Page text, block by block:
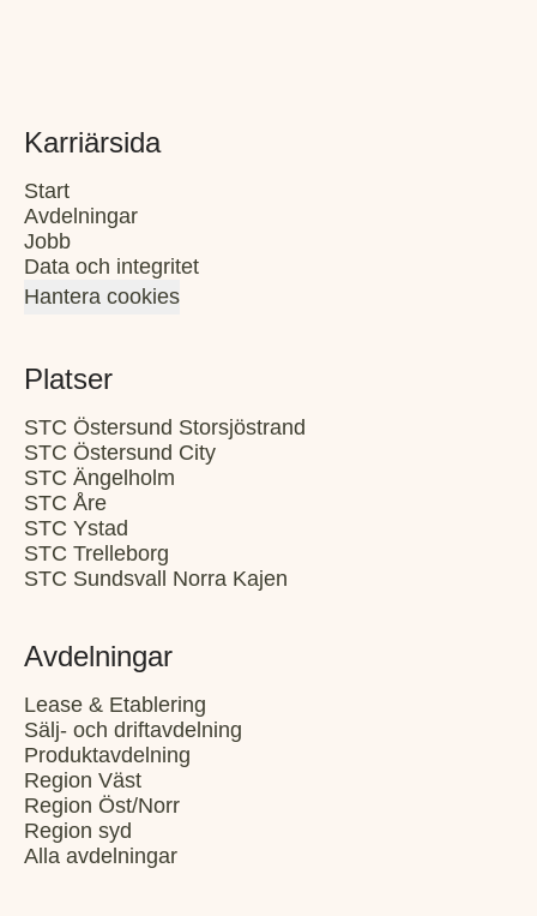
Karriärsida
Start
Avdelningar
Jobb
Data och integritet
Hantera cookies
Platser
STC Östersund Storsjöstrand
STC Östersund City
STC Ängelholm
STC Åre
STC Ystad
STC Trelleborg
STC Sundsvall Norra Kajen
Avdelningar
Lease & Etablering
Sälj- och driftavdelning
Produktavdelning
Region Väst
Region Öst/Norr
Region syd
Alla avdelningar